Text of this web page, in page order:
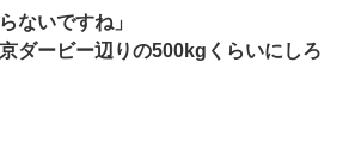
ないですね」
ダービー辺りの500kgくらいにしろ